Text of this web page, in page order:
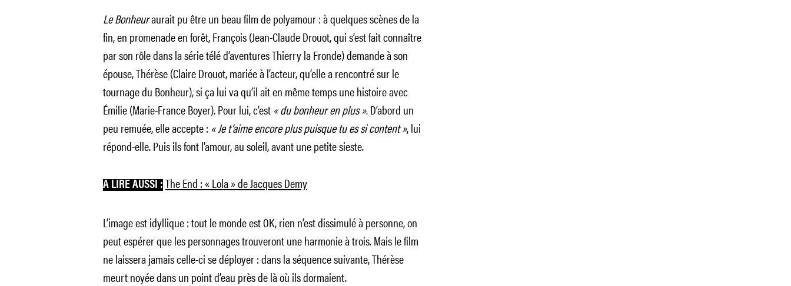
Le Bonheuraurait pu être un beau film de polyamour : à quelques scènes de la
fin, en promenade en forêt, François (Jean-Claude Drouot, qui s’est fait connaître
par son rôle dans la série télé d’aventures Thierry la Fronde) demande à son
épouse, Thérèse (Claire Drouot, mariée à l’acteur, qu’elle a rencontré sur le
tournage du Bonheur), si ça lui va qu’il ait en même temps une histoire avec
Émilie (Marie-France Boyer). Pour lui, c’est « du bonheur en plus ». D’abord un
peu remuée, elle accepte : « Je t’aime encore plus puisque tu es si content », lui
répond-elle. Puis ils font l’amour, au soleil, avant une petite sieste.
À LIRE AUSSI : The End : « Lola » de Jacques Demy
L’image est idyllique : tout le monde est OK, rien n’est dissimulé à personne, on
peut espérer que les personnages trouveront une harmonie à trois. Mais le film
ne laissera jamais celle-ci se déployer : dans la séquence suivante, Thérèse
meurt noyée dans un point d’eau près de là où ils dormaient.